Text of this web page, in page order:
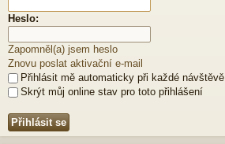
Heslo:
Zapomněl(a) jsem heslo
Znovu poslat aktivační e-mail
Přihlásit mě automaticky při každé návštěvě
Skrýt můj online stav pro toto přihlášení